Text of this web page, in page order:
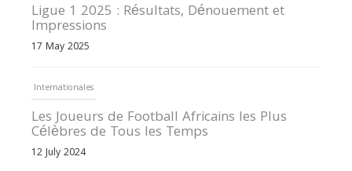
Ligue 1 2025 : Résultats, Dénouement et
Impressions
17 May 2025
Internationales
Les Joueurs de Football Africains les Plus
Célèbres de Tous les Temps
12 July 2024